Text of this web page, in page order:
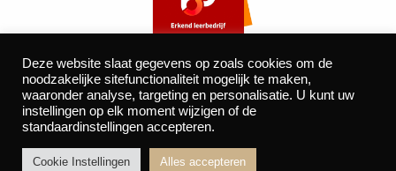
©2026 Autocentrum Bijvelds BV. De Beeke 4, 5469 DW Erp
| website door
Deze website slaat gegevens op zoals cookies om de
noodzakelijke sitefunctionaliteit mogelijk te maken,
waaronder analyse, targeting en personalisatie. U kunt uw
instellingen op elk moment wijzigen of de
standaardinstellingen accepteren.
Cookie Instellingen Alles accepteren